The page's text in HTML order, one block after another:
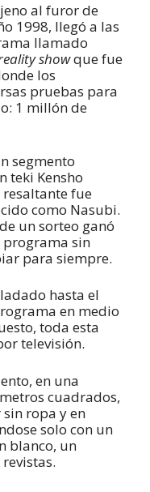
al furor de
1998, llegó a las
llamado
showque fue
los
pruebas para
1 millón de
segmento
teki Kensho
resaltante fue
como Nasubi.
un sorteo ganó
sin
para siempre.
hasta el
en medio
toda esta
televisión.
en una
cuadrados,
ropa y en
solo con un
blanco, un